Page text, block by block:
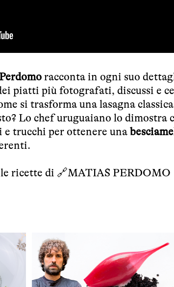
racconta in ogni suo
piatti più fotografati, discussi e
si trasforma una lasagna
Lo chef uruguaiano lo dimostra
trucchi per ottenere una
ricette di 🔗MATIAS PERDOMO